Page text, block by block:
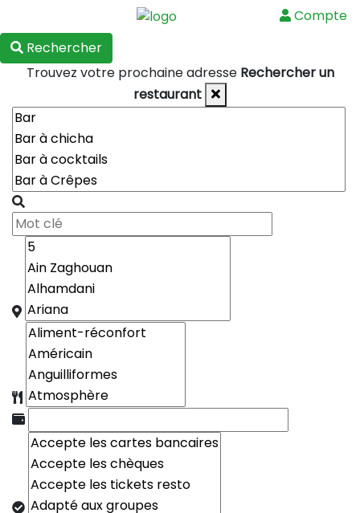
Compte
Rechercher
Trouvez votre prochaine adresse Rechercher un
restaurant